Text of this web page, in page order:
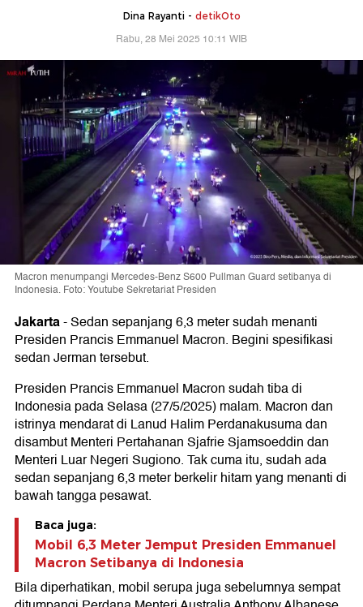
Dina Rayanti - detikOto
Rabu, 28 Mei 2025 10:11 WIB
Macron menumpangi Mercedes-Benz S600 Pullman Guard setibanya di
Indonesia. Foto: Youtube Sekretariat Presiden
Jakarta-Sedan sepanjang 6,3 meter sudah menanti
Presiden Prancis Emmanuel Macron. Begini spesifikasi
sedan Jerman tersebut.
Presiden Prancis Emmanuel Macron sudah tiba di
Indonesia pada Selasa (27/5/2025) malam. Macron dan
istrinya mendarat di Lanud Halim Perdanakusuma dan
disambut Menteri Pertahanan Sjafrie Sjamsoeddin dan
Menteri Luar Negeri Sugiono. Tak cuma itu, sudah ada
sedan sepanjang 6,3 meter berkelir hitam yang menanti di
bawah tangga pesawat.
Baca juga:
Mobil 6,3 Meter Jemput Presiden Emmanuel
Macron Setibanya di Indonesia
Bila diperhatikan, mobil serupa juga sebelumnya sempat